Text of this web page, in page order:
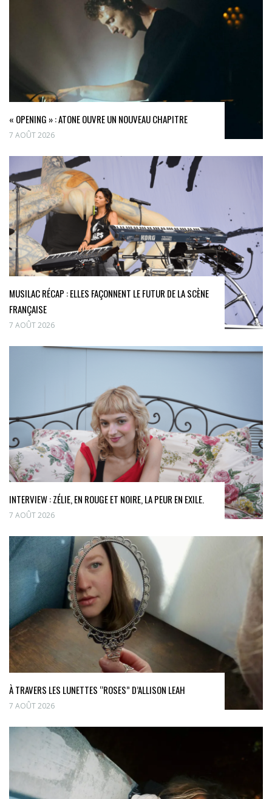
« OPENING » : ATONE OUVRE UN NOUVEAU CHAPITRE
7 AOÛT 2026
MUSILAC RÉCAP : ELLES FAÇONNENT LE FUTUR DE LA SCÈNE
FRANÇAISE
7 AOÛT 2026
INTERVIEW : ZÉLIE, EN ROUGE ET NOIRE, LA PEUR EN EXILE.
7 AOÛT 2026
À TRAVERS LES LUNETTES “ROSES” D’ALLISON LEAH
7 AOÛT 2026